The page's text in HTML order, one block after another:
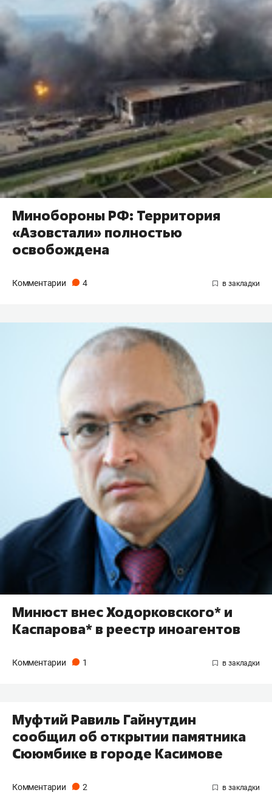
Минобороны РФ: Территория
«Азовстали» полностью
освобождена
Комментарии 4
Минюст внес Ходорковского* и
Каспарова* в реестр иноагентов
Комментарии 1
Муфтий Равиль Гайнутдин
сообщил об открытии памятника
Сююмбике в городе Касимове
Комментарии 2